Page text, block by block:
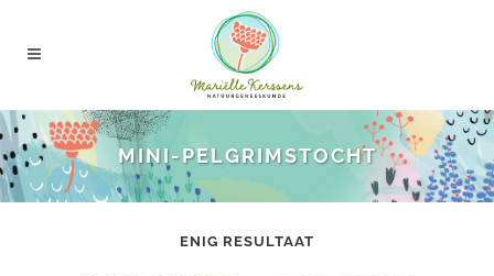
MINI-PELGRIMSTOCHT
ENIG RESULTAAT